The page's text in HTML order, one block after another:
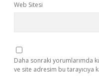
Web Sitesi
Daha sonraki yorumlarımda
ve site adresim bu tarayıcıya